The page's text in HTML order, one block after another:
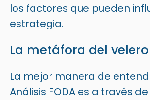
los factores que pueden
estrategia.
La metáfora del velero
La mejor manera de
Análisis FODA es a través